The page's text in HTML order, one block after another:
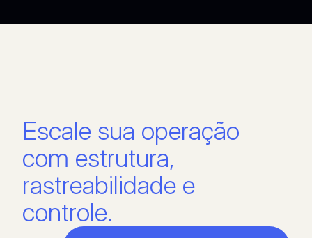
Escale sua operação
com estrutura,
rastreabilidade e
controle.